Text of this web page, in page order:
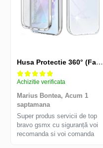
Husa Protectie 360° (Fata+Spate) compatibila Samsung Galaxy A55 5G, Transparanta, Protectie Completa
Achizitie verificata
Marius Bontea, Acum 1
saptamana
Super produs servicii de top
bravo gsmx cu siguranță voi
recomanda si voi comanda